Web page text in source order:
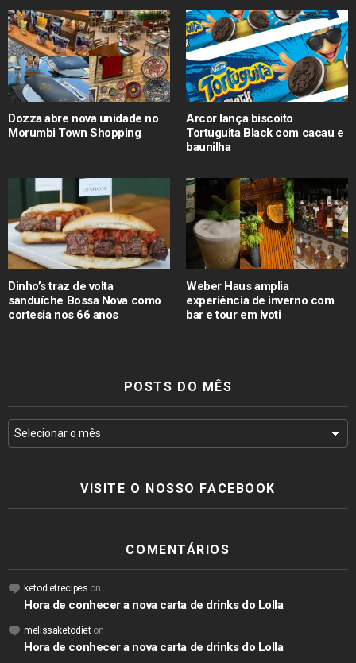
Dozza abre nova unidade no
Morumbi Town Shopping
Arcor lança biscoito
Tortuguita Black com cacau e
baunilha
Dinho’s traz de volta
sanduíche Bossa Nova como
cortesia nos 66 anos
Weber Haus amplia
experiência de inverno com
bar e tour em Ivoti
POSTS DO MÊS
VISITE O NOSSO FACEBOOK
COMENTÁRIOS
ketodietrecipes on
Hora de conhecer a nova carta de drinks do Lolla
melissaketodieton
Hora de conhecer a nova carta de drinks do Lolla